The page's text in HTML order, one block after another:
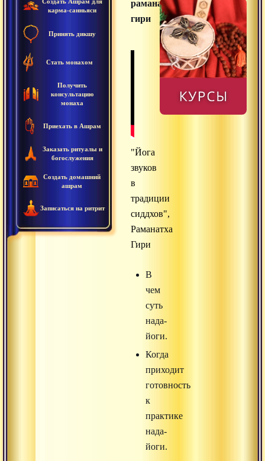
карма-санньяси
Принять дикшу
Стать монахом
Получить
консультацию
монаха
Приехать в Ашрам
Заказать ритуалы и
богослужения
Создать домашний
ашрам
Записаться на ритрит
раманатха
гири
"Йога
звуков
в
традиции
сиддхов",
Раманатха
Гири
В
чем
суть
нада-
йоги.
Когда
приходит
готовность
к
практике
нада-
йоги.